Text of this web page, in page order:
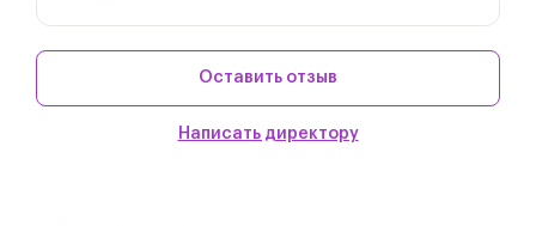
Оставить отзыв
Написать директору